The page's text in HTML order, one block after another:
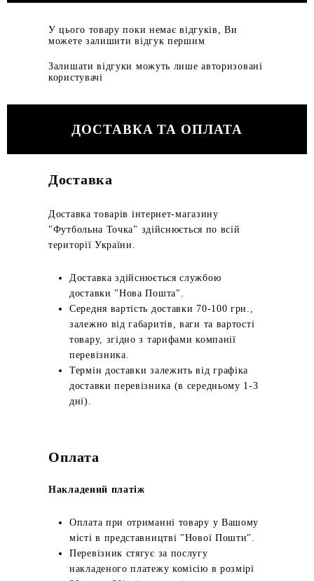
У цього товару поки немає відгуків, Ви
можете залишити відгук першим
Залишати відгуки можуть лише авторизовані
користувачі
ДОСТАВКА ТА ОПЛАТА
Доставка
Доставка товарів інтернет-магазину
"Футбольна Точка" здійснюється по всій
території України.
Доставка здійснюється службою
доставки "Нова Пошта".
Середня вартість доставки 70-100 грн.,
залежно від габаритів, ваги та вартості
товару, згідно з тарифами компанії
перевізника.
Термін доставки залежить від графіка
доставки перевізника (в середньому 1-3
дні).
Оплата
Накладений платіж
Оплата при отриманні товару у Вашому
місті в представництві "Нової Пошти".
Перевізник стягує за послугу
накладеного платежу комісію в розмірі